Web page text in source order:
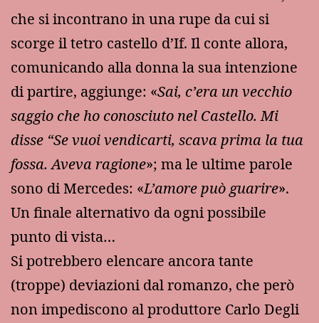
che si incontrano in una rupe da cui si
scorge il tetro castello d’If. Il conte allora,
comunicando alla donna la sua intenzione
di partire, aggiunge: «Sai, c’era un vecchio
saggio che ho conosciuto nel Castello. Mi
disse “Se vuoi vendicarti, scava prima la tua
fossa. Aveva ragione»; ma le ultime parole
sono di Mercedes: «L’amore può guarire».
Un finale alternativo da ogni possibile
punto di vista…
Si potrebbero elencare ancora tante
(troppe) deviazioni dal romanzo, che però
non impediscono al produttore Carlo Degli